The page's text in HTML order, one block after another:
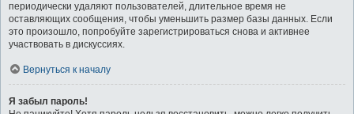
периодически удаляют пользователей, длительное время не
оставляющих сообщения, чтобы уменьшить размер базы данных. Если
это произошло, попробуйте зарегистрироваться снова и активнее
участвовать в дискуссиях.
Вернуться к началу
Я забыл пароль!